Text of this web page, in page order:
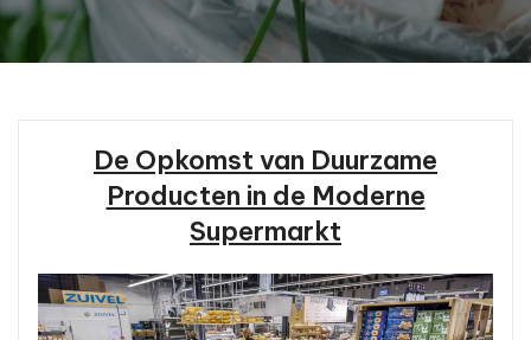
De Opkomst van Duurzame
Producten in de Moderne
Supermarkt